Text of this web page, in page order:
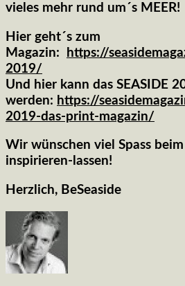
vieles mehr rund um´s MEER!
Hier geht´s zum
Magazin:
https://
2019/
Und hier kann das SEASIDE
werden: https://
2019-das-print-magazin/
Wir wünschen viel Spass
inspirieren-lassen!
Herzlich, BeSeaside